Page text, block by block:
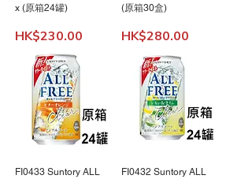
x (原箱24罐)
價格
HK$230.00
(原箱30盒)
價格
HK$280.00
FI0433 Suntory ALL
FI0432 Suntory ALL